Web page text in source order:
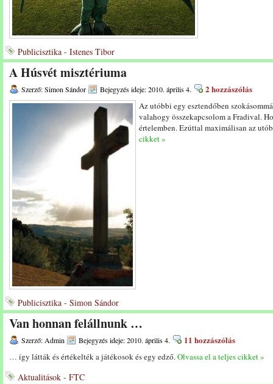
Publicisztika - Istenes Tibor
A Húsvét misztériuma
Szerző: Simon Sándor Bejegyzés ideje: 2010. április 4. 2 hozzászólás
Az utóbbi egy esztendőben
valahogy összekapcsolom a Fradival.
értelemben. Ezúttal maximálisan az
cikket »
Publicisztika - Simon Sándor
Van honnan felállnunk …
Szerző: Admin Bejegyzés ideje: 2010. április 4. 11 hozzászólás
… így látták és értékelték a játékosok és egy edző.Olvassa el a teljes cikket »
Aktualitások - FTC